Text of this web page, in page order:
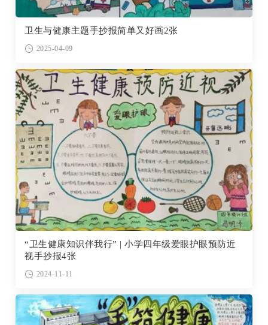
卫生与健康主题手抄报简单又好画2张
2025-04-09
“卫生健康知识伴我行” | 小学四年级爱眼护眼预防近
视手抄报4张
2024-11-11